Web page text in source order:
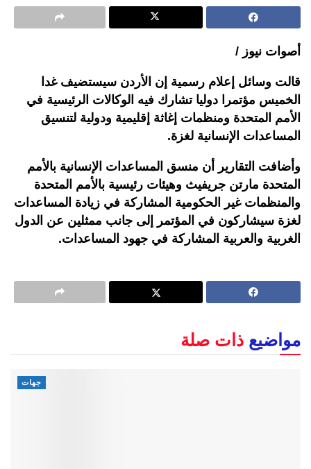
أصوات نيوز /
قالت وسائل إعلام رسمية إن الأردن سيستضيف غدا
الخميس مؤتمرا دوليا تشارك فيه الوكالات الرئيسية في
الأمم المتحدة ومنظمات إغاثة إقليمية ودولية لتنسيق
المساعدات الإنسانية لغزة.
وأضافت التقارير أن منسق المساعدات الإنسانية بالأمم
المتحدة مارتن جريفيث وهيئات رئيسية بالأمم المتحدة
والمنظمات غير الحكومية المشاركة في زيادة المساعدات
لغزة سيشاركون في المؤتمر إلى جانب ممثلين عن الدول
الغربية والعربية المشاركة في جهود المساعدات.
مواضيع ذات صلة
جهات